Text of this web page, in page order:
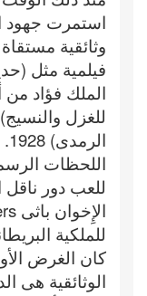
استمرت جهود
وثائقية
اللحظات
للعب دور
للملكية
كان الغرض
الوثائقية هى